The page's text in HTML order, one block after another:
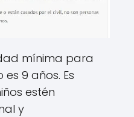
mínima para
9 años. Es
estén
y